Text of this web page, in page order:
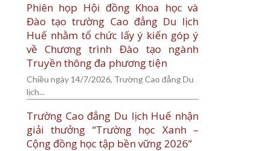
Phiên họp Hội đồng Khoa học và
Đào tạo trường Cao đẳng Du lịch
Huế nhằm tổ chức lấy ý kiến góp ý
về Chương trình Đào tạo ngành
Truyền thông đa phương tiện
Chiều ngày 14/7/2026, Trường Cao đẳng Du
lịch...
Trường Cao đẳng Du lịch Huế nhận
giải thưởng “Trường học Xanh –
Cộng đồng học tập bền vững 2026”